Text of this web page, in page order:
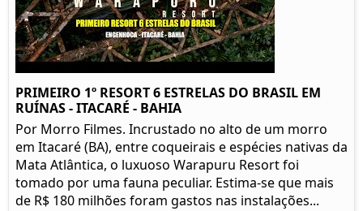
PRIMEIRO 1º RESORT 6 ESTRELAS DO BRASIL EM
RUÍNAS - ITACARÉ - BAHIA
Por Morro Filmes. Incrustado no alto de um morro
em Itacaré (BA), entre coqueirais e espécies nativas da
Mata Atlântica, o luxuoso Warapuru Resort foi
tomado por uma fauna peculiar. Estima-se que mais
de R$ 180 milhões foram gastos nas instalações...